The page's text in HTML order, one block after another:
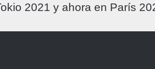
2021 y ahora en París